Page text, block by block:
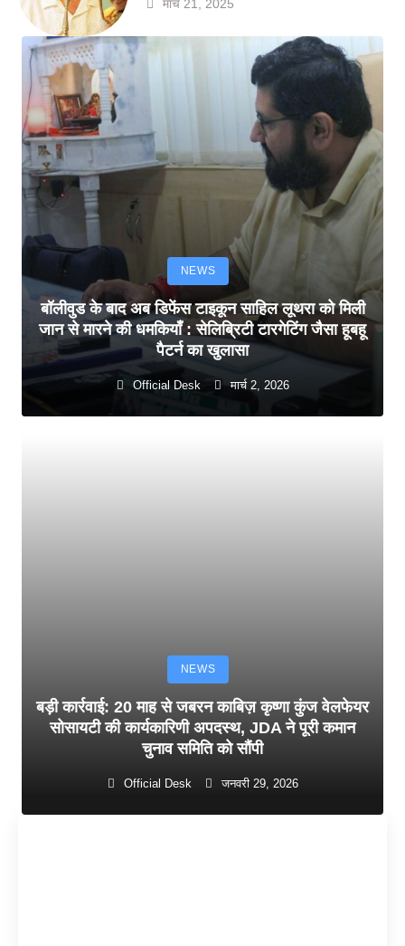
मार्च 21, 2025
NEWS
बॉलीवुड के बाद अब डिफेंस टाइकून साहिल लूथरा को मिली
जान से मारने की धमकियाँ : सेलिब्रिटी टारगेटिंग जैसा हूबहू
पैटर्न का खुलासा
Official Desk मार्च 2, 2026
NEWS
बड़ी कार्रवाई: 20 माह से जबरन काबिज़ कृष्णा कुंज वेलफेयर
सोसायटी की कार्यकारिणी अपदस्थ, JDA ने पूरी कमान
चुनाव समिति को सौंपी
Official Desk जनवरी 29, 2026